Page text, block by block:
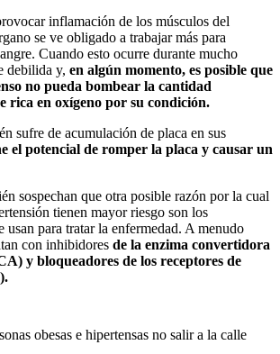
inflamación de los músculos del
se ve obligado a trabajar más para
Cuando esto ocurre durante mucho
debilida y, en algún momento, es posible que
no pueda bombear la cantidad
rica en oxígeno por su condición.
sufre de acumulación de placa en sus
el potencial de romper la placa y causar un
sospechan que otra posible razón por la cual
tienen mayor riesgo son los
usan para tratar la enfermedad. A menudo
con inhibidores de la enzima convertidora
y bloqueadores de los receptores de
obesas e hipertensas no salir a la calle